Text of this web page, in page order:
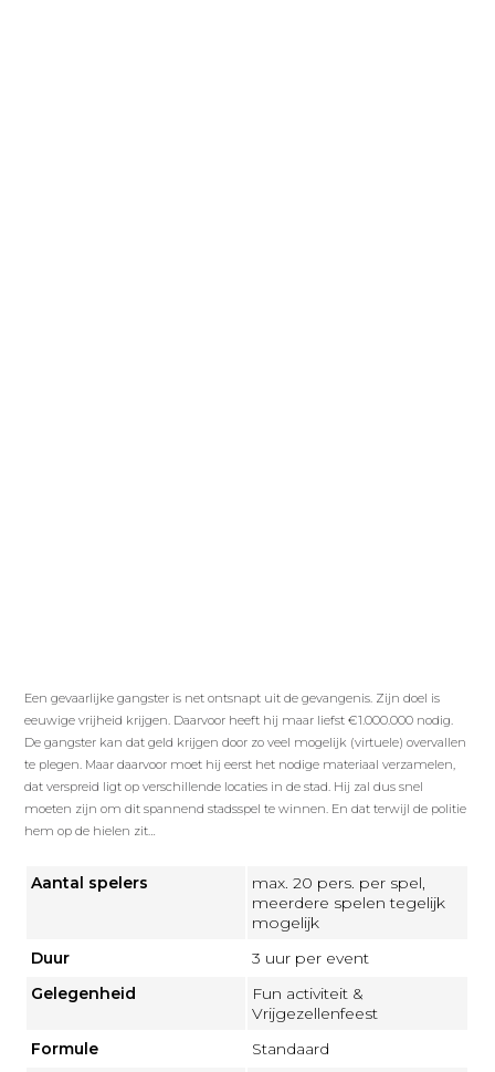
Een gevaarlijke gangster is net ontsnapt uit de gevangenis. Zijn doel is
eeuwige vrijheid krijgen. Daarvoor heeft hij maar liefst €1.000.000 nodig.
De gangster kan dat geld krijgen door zo veel mogelijk (virtuele) overvallen
te plegen. Maar daarvoor moet hij eerst het nodige materiaal verzamelen,
dat verspreid ligt op verschillende locaties in de stad. Hij zal dus snel
moeten zijn om dit spannend stadsspel te winnen. En dat terwijl de politie
hem op de hielen zit…
Aantal spelers
max. 20 pers. per spel,
meerdere spelen tegelijk
mogelijk
Duur
3 uur per event
Gelegenheid
Fun activiteit &
Vrijgezellenfeest
Formule
Standaard